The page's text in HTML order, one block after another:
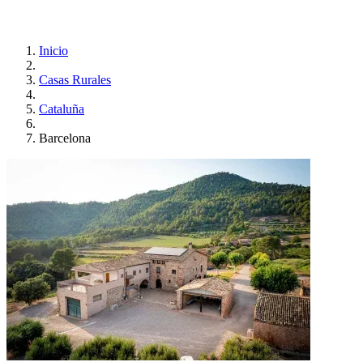
Inicio
Casas Rurales
Cataluña
Barcelona